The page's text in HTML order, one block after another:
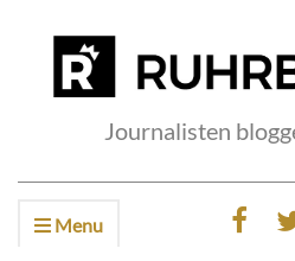
Journalisten
Menu